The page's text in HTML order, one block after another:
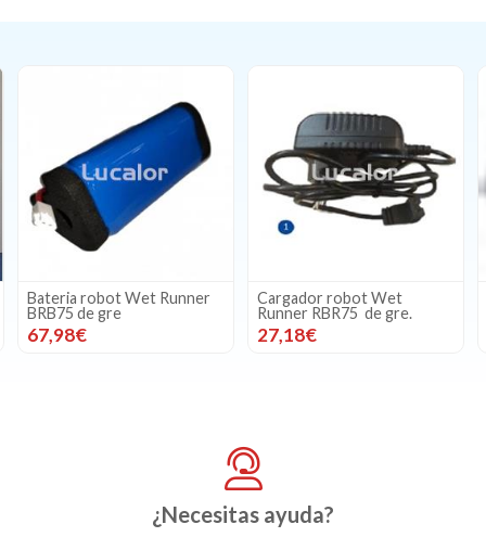
robot Wet Runner
de gre
Cargador robot Wet
Runner RBR75 de gre.
27,18€
¿Necesitas ayuda?